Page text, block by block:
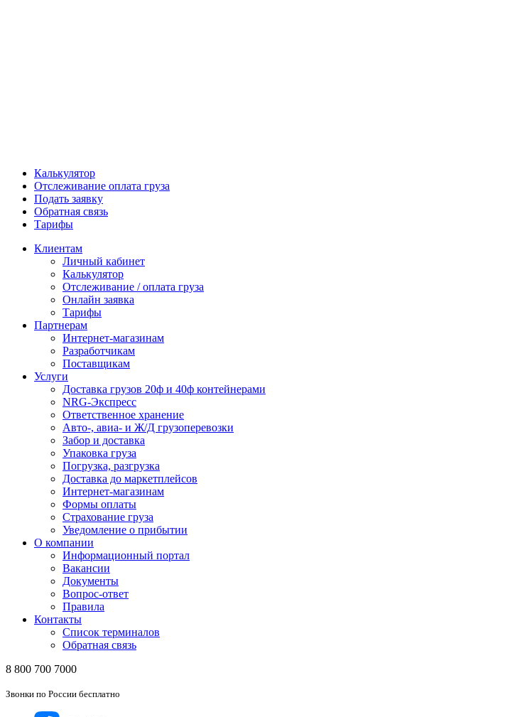
Калькулятор
Отслеживание оплата груза
Подать заявку
Обратная связь
Тарифы
Клиентам
Личный кабинет
Калькулятор
Отслеживание / оплата груза
Онлайн заявка
Тарифы
Партнерам
Интернет-магазинам
Разработчикам
Поставщикам
Услуги
Доставка грузов 20ф и 40ф контейнерами
NRG-Экспресс
Ответственное хранение
Авто-, авиа- и Ж/Д грузоперевозки
Забор и доставка
Упаковка груза
Погрузка, разгрузка
Доставка до маркетплейсов
Интернет-магазинам
Формы оплаты
Страхование груза
Уведомление о прибытии
О компании
Информационный портал
Вакансии
Документы
Вопрос-ответ
Правила
Контакты
Список терминалов
Обратная связь
8 800 700 7000
Звонки по России бесплатно